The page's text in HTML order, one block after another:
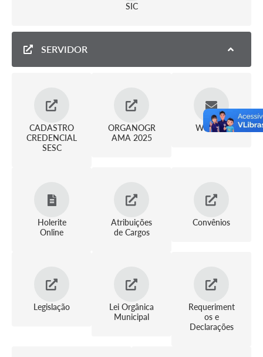
Contas Públicas
Transparência
Diário Oficial
SIC
SERVIDOR
CADASTRO
CREDENCIAL
SESC
ORGANOGR
AMA 2025
WebMail
Holerite
Online
Atribuições
de Cargos
Convênios
Legislação
Lei Orgânica
Municipal
Requeriment
os e
Declarações